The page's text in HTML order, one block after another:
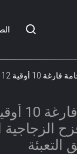
أوقية 14 أوقية صافية قوس قزح الزجاجية الشمعة المشرقة مع غطاء وصناديق التعبئة
الزجاجية
التعبئة